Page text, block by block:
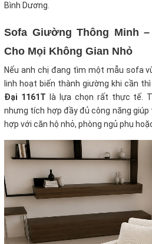
Bình Dương.
Sofa Giường Thông Minh
Cho Mọi Không Gian Nhỏ
Nếu anh chị đang tìm một mẫu sofa
linh hoạt biến thành giường khi cần thì
Đại 1161T là lựa chọn rất thực tế.
nhưng tích hợp đầy đủ công năng
hợp với căn hộ nhỏ, phòng ngủ phụ